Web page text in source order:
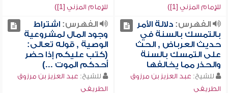
للإمام المزني [1])
للإمام المزني [1])
الفهرس:دلالة الأمر
بالتمسك بالسنة في
حديث العرباض , الحث
على التمسك بالسنة
والحذر مما يخالفها
للشيخ: عبد العزيز بن مرزوق
الطريفي
الفهرس:اشتراط
وجود المال لمشروعية
الوصية , قوله تعالى:
(كتب عليكم إذا حضر
أحدكم الموت ...)
للشيخ: عبد العزيز بن مرزوق
الطريفي